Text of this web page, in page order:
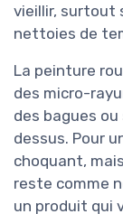
vieillir, surtout
nettoies de
La peinture
des micro-
des bagues
dessus. Pour
choquant,
reste comme
un produit qui